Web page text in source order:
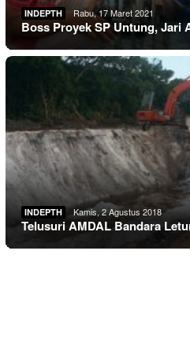
INDEPTH Rabu, 17 Maret 2021
Boss Proyek SP Untung, Jari
INDEPTH Kamis, 2 Agustus 2018
Telusuri AMDAL Bandara